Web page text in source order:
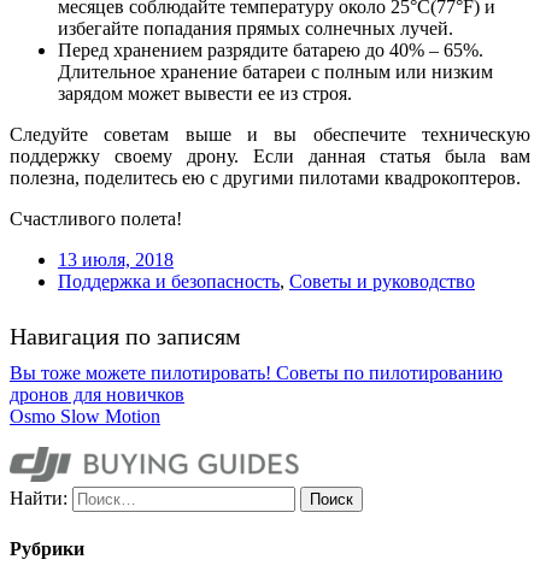
месяцев соблюдайте температуру около 25°C(77°F) и
избегайте попадания прямых солнечных лучей.
Перед хранением разрядите батарею до 40% – 65%.
Длительное хранение батареи с полным или низким
зарядом может вывести ее из строя.
Следуйте советам выше и вы обеспечите техническую
поддержку своему дрону. Если данная статья была вам
полезна, поделитесь ею с другими пилотами квадрокоптеров.
Счастливого полета!
13 июля, 2018
Поддержка и безопасность, Советы и руководство
Навигация по записям
Вы тоже можете пилотировать! Советы по пилотированию
дронов для новичков
Osmo Slow Motion
Найти:
Рубрики